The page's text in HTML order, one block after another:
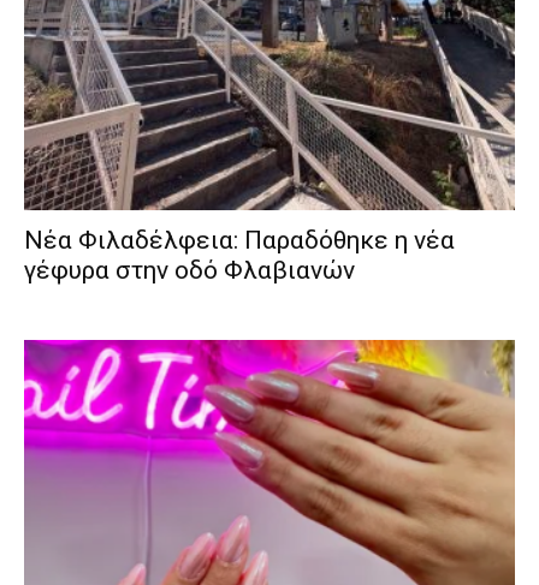
Νέα Φιλαδέλφεια: Παραδόθηκε η νέα
γέφυρα στην οδό Φλαβιανών